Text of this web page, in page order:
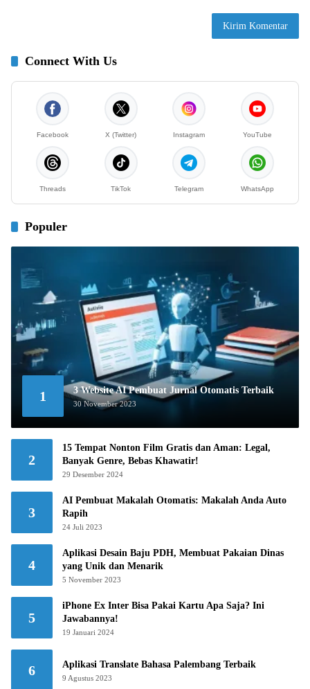
Connect With Us
Facebook X (Twitter) Instagram YouTube
Threads TikTok Telegram WhatsApp
Populer
1 3 Website AI Pembuat Jurnal Otomatis Terbaik
30 November 2023
2
15 Tempat Nonton Film Gratis dan Aman: Legal,
Banyak Genre, Bebas Khawatir!
29 Desember 2024
3
AI Pembuat Makalah Otomatis: Makalah Anda Auto
Rapih
24 Juli 2023
4
Aplikasi Desain Baju PDH, Membuat Pakaian Dinas
yang Unik dan Menarik
5 November 2023
5
iPhone Ex Inter Bisa Pakai Kartu Apa Saja? Ini
Jawabannya!
19 Januari 2024
6 Aplikasi Translate Bahasa Palembang Terbaik
9 Agustus 2023